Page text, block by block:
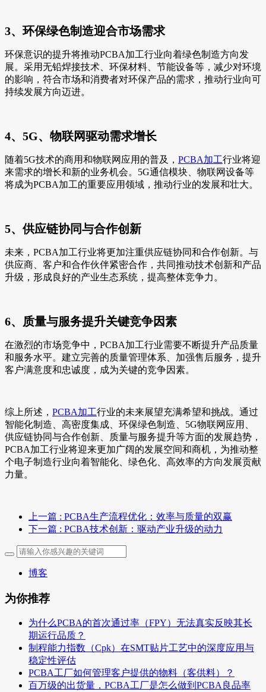
3、环保绿色制造迎合市场需求
环保意识的提升将推动PCBA加工行业向着绿色制造方向发
展。采用无铅焊接技术、环保材料、节能设备等，减少对环境
的影响，符合市场和消费者对环保产品的需求，推动行业向可
持续发展方向迈进。
4、5G、物联网驱动需求增长
随着5G技术的商用和物联网应用的普及， PCBA加工行业将迎
来需求的增长和新的业务机会。5G通信模块、物联网设备等
将成为PCBA加工的重要应用领域，推动行业的发展和壮大。
5、供应链协同与合作创新
未来，PCBA加工行业将更加注重供应链协同和合作创新。与
供应商、客户和合作伙伴紧密合作，共同推动技术创新和产品
升级，形成良好的产业生态系统，提高整体竞争力。
6、质量与服务提升关键竞争因素
在激烈的市场竞争中，PCBA加工行业需要不断提升产品质量
和服务水平。建立完善的质量管理体系、加强售后服务，提升
客户满意度和忠诚度，成为关键的竞争因素。
综上所述， PCBA加工行业的未来展望充满希望和挑战。通过
智能化制造、高密度集成、环保绿色制造、5G物联网应用、
供应链协同与合作创新、质量与服务提升等方面的发展趋势，
PCBA加工行业将迎来更加广阔的发展空间和商机，为推动整
个电子制造行业向着智能化、绿色化、高效率的方向发展贡献
力量。
上一篇 : PCBA生产流程优化：效率与质量的双赢
下一篇 : PCBA技术创新：驱动产业升级的动力
博客
为你推荐
为什么PCBA的首次通过率（FPY）无法真实反映其长
期运行品质？
制程能力指数（Cpk）在SMT贴片工艺中的深度应用与
稳定性评估
PCBA工厂如何管理客户提供的物料（客供料）？
百万级的出货量，PCBA工厂是怎么做到PCBA良品率